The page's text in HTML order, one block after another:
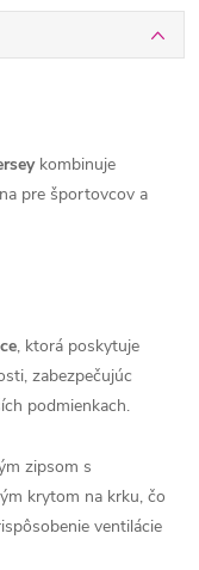
kombinuje
pre športovcov a
, ktorá poskytuje
zabezpečujúc
podmienkach.
zipsom s
krytom na krku, čo
ventilácie